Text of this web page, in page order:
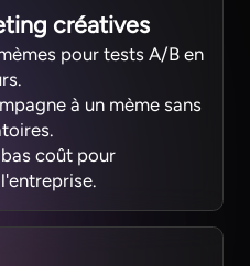
créatives
pour tests A/B en
à un mème sans
coût pour